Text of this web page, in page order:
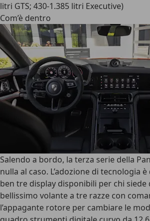
litri GTS; 430-1.385 litri Executive)
Com’è dentro
Salendo a bordo, la terza serie della
nulla al caso. L’adozione di tecnologia
ben tre display disponibili per chi siede
bellissimo volante a tre razze con
l’appagante rotore per cambiare le